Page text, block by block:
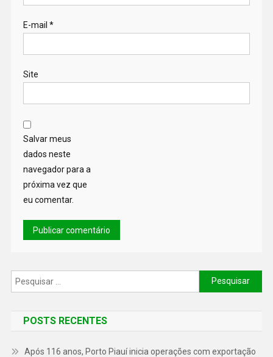
E-mail *
Site
Salvar meus
dados neste
navegador para a
próxima vez que
eu comentar.
POSTS RECENTES
Após 116 anos, Porto Piauí inicia operações com exportação